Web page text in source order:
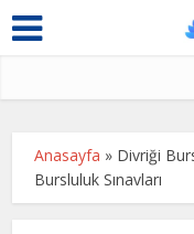
Anasayfa » Divriği
Bursluluk Sınavları